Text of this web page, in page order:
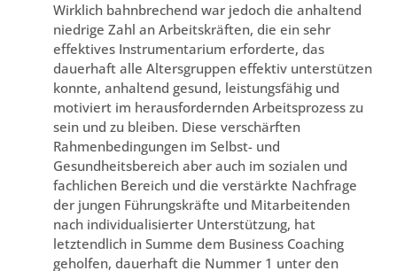
Wirklich bahnbrechend war jedoch die anhaltend
niedrige Zahl an Arbeitskräften, die ein sehr
effektives Instrumentarium erforderte, das
dauerhaft alle Altersgruppen effektiv unterstützen
konnte, anhaltend gesund, leistungsfähig und
motiviert im herausfordernden Arbeitsprozess zu
sein und zu bleiben. Diese verschärften
Rahmenbedingungen im Selbst- und
Gesundheitsbereich aber auch im sozialen und
fachlichen Bereich und die verstärkte Nachfrage
der jungen Führungskräfte und Mitarbeitenden
nach individualisierter Unterstützung, hat
letztendlich in Summe dem Business Coaching
geholfen, dauerhaft die Nummer 1 unter den